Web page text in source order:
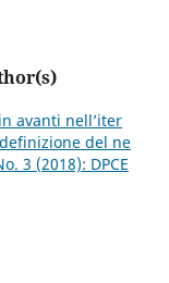
avanti nell’iter
del ne
3 (2018): DPCE